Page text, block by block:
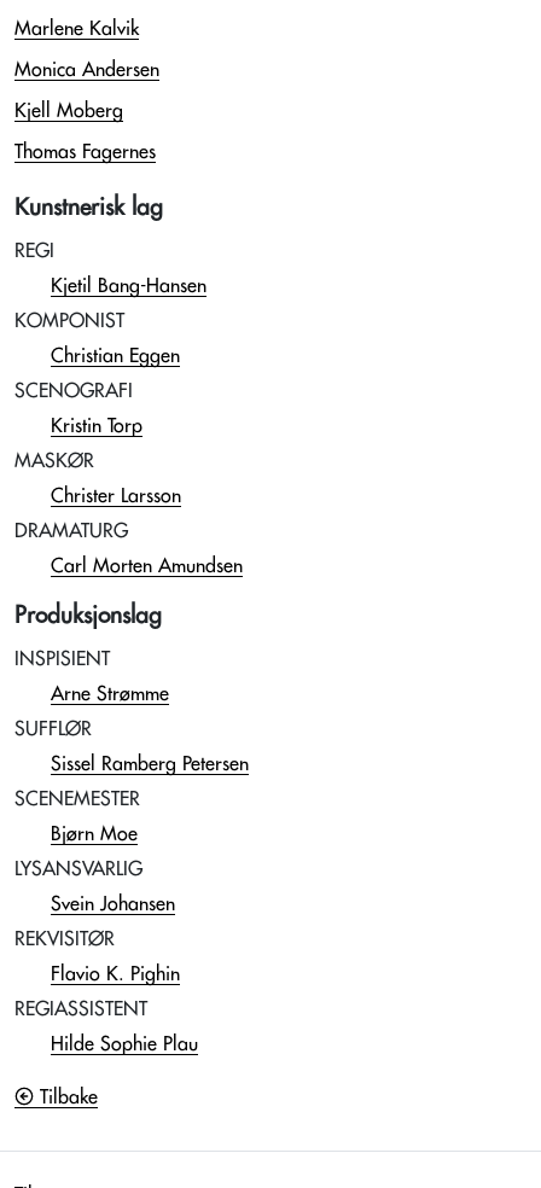
Marlene Kalvik
Monica Andersen
Kjell Moberg
Thomas Fagernes
Kunstnerisk lag
REGI
Kjetil Bang-Hansen
KOMPONIST
Christian Eggen
SCENOGRAFI
Kristin Torp
MASKØR
Christer Larsson
DRAMATURG
Carl Morten Amundsen
Produksjonslag
INSPISIENT
Arne Strømme
SUFFLØR
Sissel Ramberg Petersen
SCENEMESTER
Bjørn Moe
LYSANSVARLIG
Svein Johansen
REKVISITØR
Flavio K. Pighin
REGIASSISTENT
Hilde Sophie Plau
Tilbake